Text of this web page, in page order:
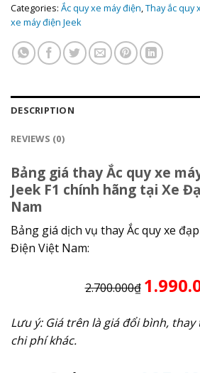
Categories: Ắc quy xe máy điện Thay ắc quy
xe máy điện Jeek
DESCRIPTION
REVIEWS (0)
Bảng giá thay Ắc quy xe
Jeek F1 chính hãng tại Xe
Nam
Bảng giá dịch vụ thay Ắc quy xe
Điện Việt Nam:
2.700.000₫
Lưu ý: Giá trên là giá đổi bình,
chi phí khác.